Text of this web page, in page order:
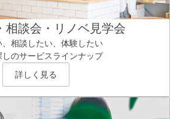
相談会・リノベ見学会
、相談したい、体験したい
しのサービスラインナップ
詳しく見る